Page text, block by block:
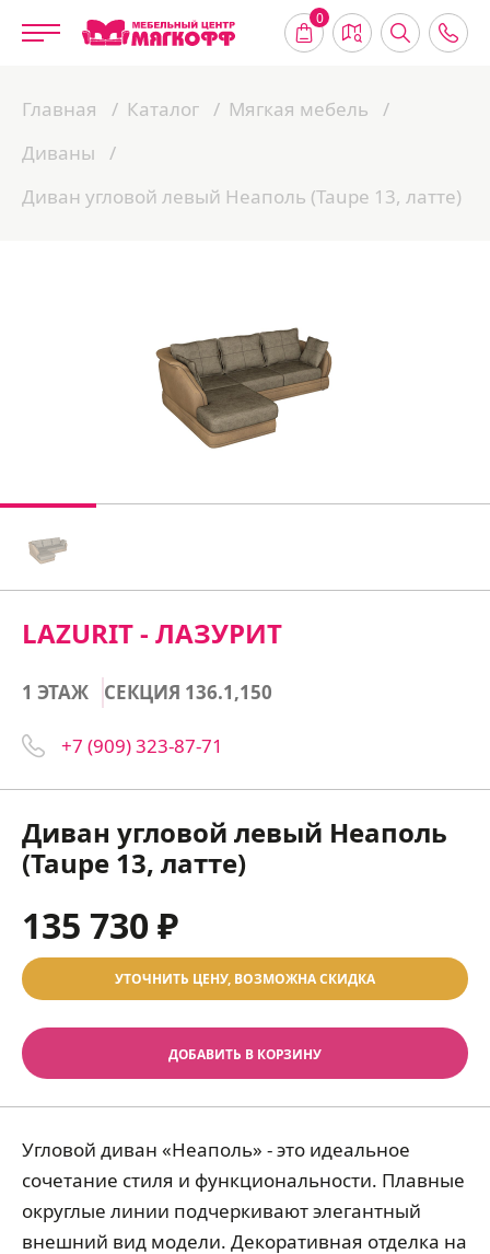
0
Главная Каталог
Мягкая мебель
Диваны
Диван угловой левый Неаполь (Taupe 13, латте)
LAZURIT - ЛАЗУРИТ
1 ЭТАЖ СЕКЦИЯ 136.1,150
+7 (909) 323-87-71
Диван угловой левый Неаполь
(Taupe 13, латте)
135 730 ₽
УТОЧНИТЬ ЦЕНУ, ВОЗМОЖНА СКИДКА
ДОБАВИТЬ В КОРЗИНУ
Угловой диван «Неаполь» - это идеальное
сочетание стиля и функциональности. Плавные
округлые линии подчеркивают элегантный
внешний вид модели. Декоративная отделка на